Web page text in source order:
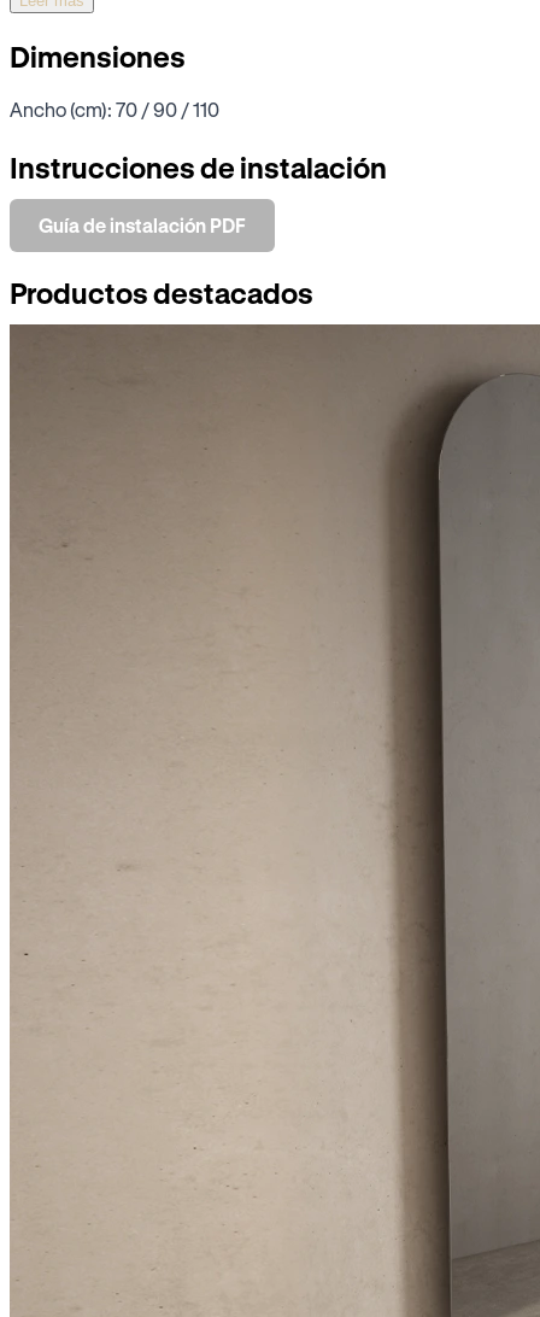
Dimensiones
Ancho (cm): 70 / 90 / 110
Instrucciones de instalación
Guía de instalación PDF
Productos destacados